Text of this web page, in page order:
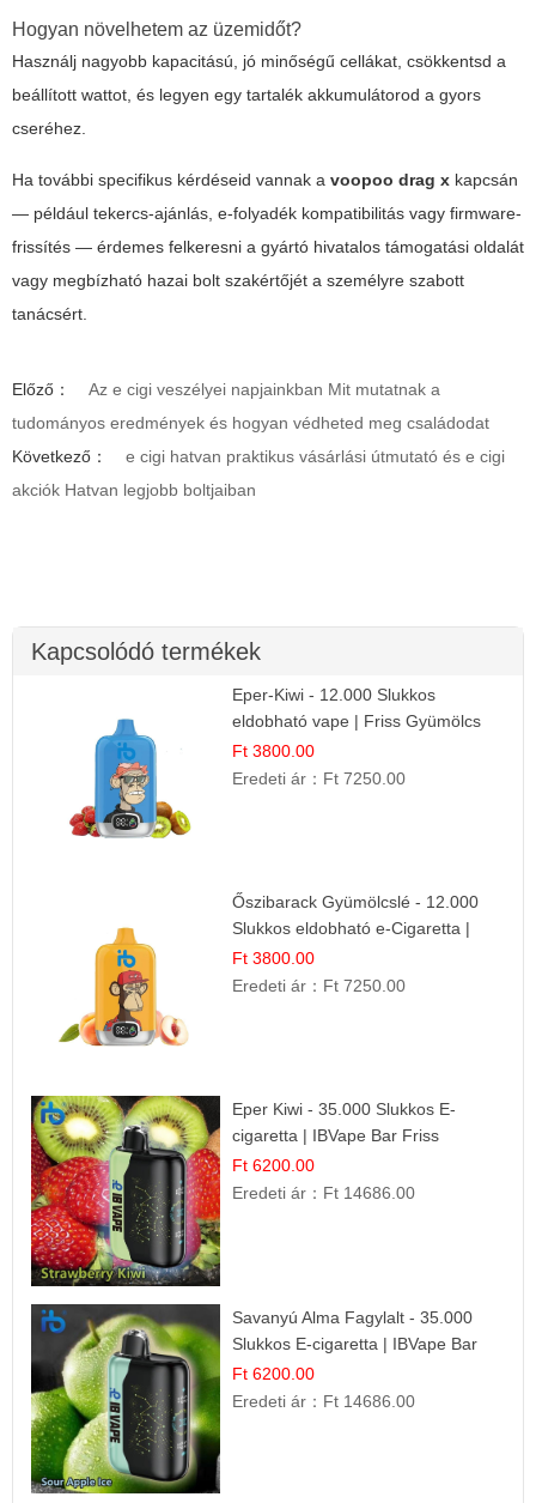
Hogyan növelhetem az üzemidőt?
Használj nagyobb kapacitású, jó minőségű cellákat, csökkentsd a
beállított wattot, és legyen egy tartalék akkumulátorod a gyors
cseréhez.
Ha további specifikus kérdéseid vannak a voopoo drag x kapcsán
— például tekercs-ajánlás, e-folyadék kompatibilitás vagy firmware-
frissítés — érdemes felkeresni a gyártó hivatalos támogatási oldalát
vagy megbízható hazai bolt szakértőjét a személyre szabott
tanácsért.
Előző：
Az e cigi veszélyei napjainkban Mit mutatnak a
tudományos eredmények és hogyan védheted meg családodat
Következő：
e cigi hatvan praktikus vásárlási útmutató és e cigi
akciók Hatvan legjobb boltjaiban
Kapcsolódó termékek
Eper-Kiwi - 12.000 Slukkos
eldobható vape | Friss Gyümölcs
Kombináció
Ft 3800.00
Eredeti ár： Ft 7250.00
Őszibarack Gyümölcslé - 12.000
Slukkos eldobható e-Cigaretta |
Friss Gyümölcs Íz
Ft 3800.00
Eredeti ár： Ft 7250.00
Eper Kiwi - 35.000 Slukkos E-
cigaretta | IBVape Bar Friss
Gyümölcs Ízek
Ft 6200.00
Eredeti ár： Ft 14686.00
Savanyú Alma Fagylalt - 35.000
Slukkos E-cigaretta | IBVape Bar
Ft 6200.00
Eredeti ár： Ft 14686.00